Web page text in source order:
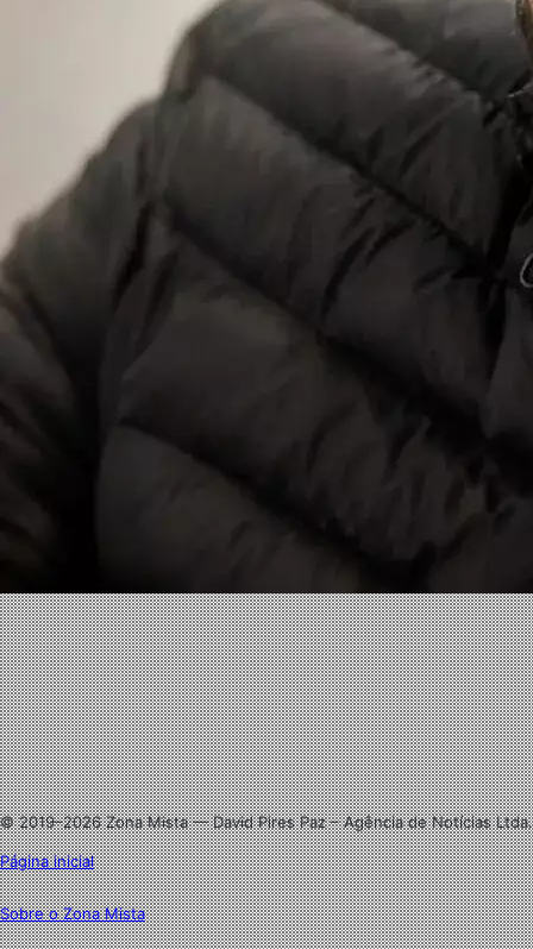
Facebook
X
Linkedin
Instagram
© 2019–2026 Zona Mista — David Pires Paz – Agência de Notícias Ltda.
Página inicial
Sobre o Zona Mista